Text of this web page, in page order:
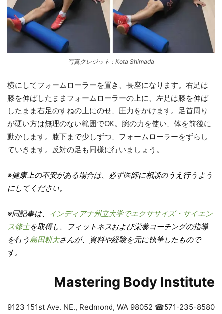
写真クレジット：Kota Shimada
横にしてフォームローラーを置き、長座になります。右足は
膝を伸ばしたままフォームローラーの上に、左足は膝を伸ば
したまま右足のすねの上にのせ、圧力をかけます。足首周り
が硬い方は無理のない範囲でOK。腕の力を使い、体を前後に
動かします。膝下まで少しずつ、フォームローラーをずらし
ていきます。反対の足も同様に行いましょう。
※健康上の不安がある場合は、必ず医師に相談のうえ行うよう
にしてください。
※同記事は、
インディアナ州立大学でエクササイズ・サイエン
ス修士を取得し、フィットネスおよび栄養コーチングの指導
を行う島田耕太さんが、資料や経験を元に執筆したもので
す。
Mastering Body Institute
9123 151st Ave. NE., Redmond, WA 98052 ☎571-235-8580